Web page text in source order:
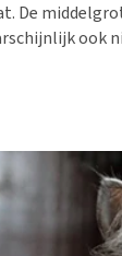
De
ook